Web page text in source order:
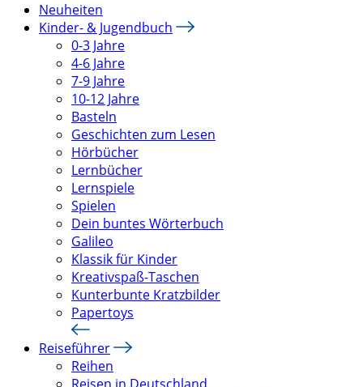
Neuheiten
Kinder- & Jugendbuch
0-3 Jahre
4-6 Jahre
7-9 Jahre
10-12 Jahre
Basteln
Geschichten zum Lesen
Hörbücher
Lernbücher
Lernspiele
Spielen
Dein buntes Wörterbuch
Galileo
Klassik für Kinder
Kreativspaß-Taschen
Kunterbunte Kratzbilder
Papertoys
Reiseführer
Reihen